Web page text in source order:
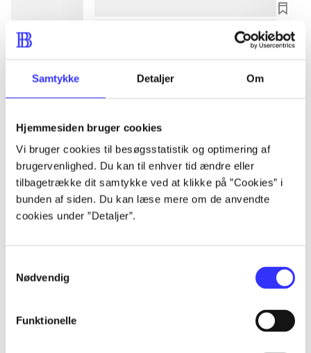
Samtykke Detaljer Om
Hjemmesiden bruger cookies
Vi bruger cookies til besøgsstatistik og optimering af
brugervenlighed. Du kan til enhver tid ændre eller
tilbagetrække dit samtykke ved at klikke på ”Cookies” i
bunden af siden. Du kan læse mere om de anvendte
cookies under ”Detaljer”.
Nødvendig
Funktionelle
lorem ipsum dolor sit amet ...
lorem ipsum dolor sit amet ...
lorem ipsum dolor sit amet ...
lorem ipsum dolor sit amet ...
lorem ipsum dolor sit amet ...
lorem ipsum dolor sit amet ...
lorem ipsum dolor sit amet ...
lorem ipsum dolor sit amet ...
lorem ipsum dolor sit amet ...
lorem ipsum dolor sit amet ...